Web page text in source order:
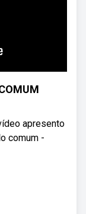
apresento
comum -